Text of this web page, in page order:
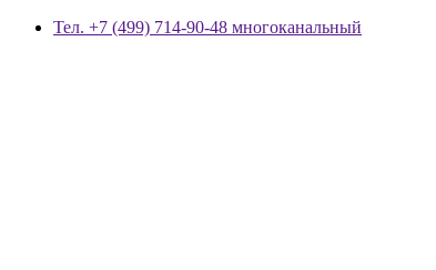
Тел. +7 (499) 714-90-48 многоканальный